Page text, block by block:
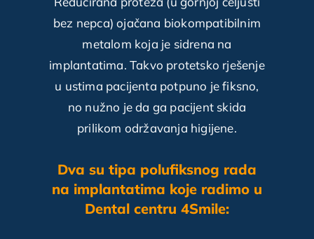
bez nepca) ojačana biokompatibilnim
metalom koja je sidrena na
implantatima. Takvo protetsko rješenje
u ustima pacijenta potpuno je fiksno,
no nužno je da ga pacijent skida
prilikom održavanja higijene.
Dva su tipa polufiksnog rada
na implantatima koje radimo u
Dental centru 4Smile: